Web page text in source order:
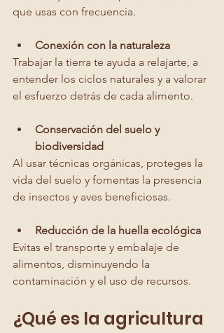
que usas con frecuencia.
Conexión con la naturaleza
Trabajar la tierra te ayuda a relajarte, a
entender los ciclos naturales y a valorar
el esfuerzo detrás de cada alimento.
Conservación del suelo y
biodiversidad
Al usar técnicas orgánicas, proteges la
vida del suelo y fomentas la presencia
de insectos y aves beneficiosas.
Reducción de la huella ecológica
Evitas el transporte y embalaje de
alimentos, disminuyendo la
contaminación y el uso de recursos.
¿Qué es la agricultura